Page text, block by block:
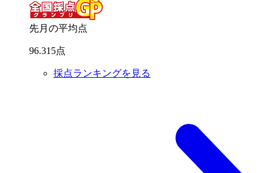
先月の平均点
96.315点
採点ランキングを見る